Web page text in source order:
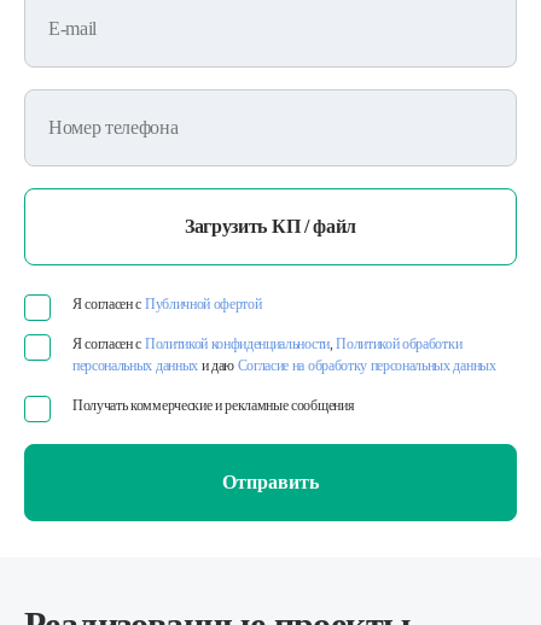
E-mail
Я согласен с Публичной офертой
Я согласен с Политикой конфиденциальности,Политикой обработки
персональных данныхи даю Согласие на обработку персональных данных
Получать коммерческие и рекламные сообщения
Номер телефона
Загрузить КП / файл
Отправить